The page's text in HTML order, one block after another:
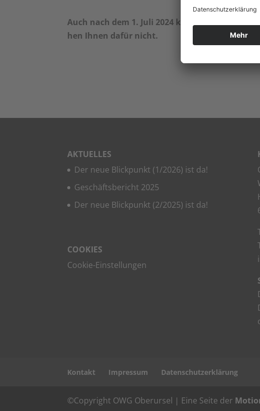
Auch nach dem 1. Juli 2024 kön­nen Sie bei uns
hen Ihnen dafür nicht.
AKTU­EL­LES
Der neue Blick­punkt (1/2026) ist da!
Geschäfts­be­richt 2025
Der neue Blick­punkt (2/2025) ist da!
COO­KIES
Coo­kie-Ein­stel­lun­gen
Kon­takt Impres­sum Daten­schutz­er­klä­rung
©Copyright OWG Oberursel | Eine Seite der